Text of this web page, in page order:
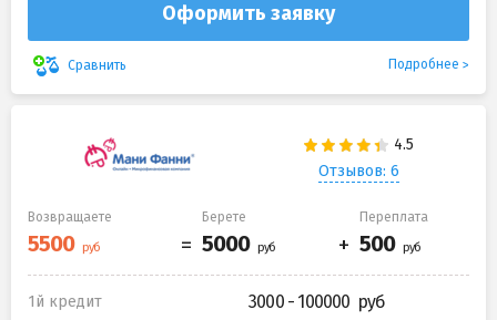
Оформить заявку
Сравнить Подробнее
Отзывов: 6
Возвращаете Берете Переплата
1й кредит
3000 - 100000